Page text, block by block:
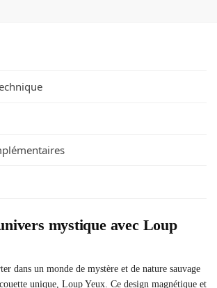
mystique avec Loup
dans un monde de mystère et de nature sauvage
unique, Loup Yeux. Ce design magnétique et